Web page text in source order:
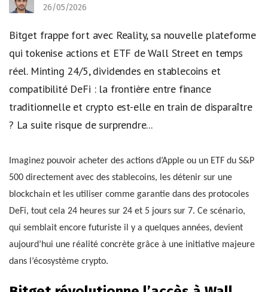
26/05/2026
Bitget frappe fort avec Reality, sa nouvelle plateforme
qui tokenise actions et ETF de Wall Street en temps
réel. Minting 24/5, dividendes en stablecoins et
compatibilité DeFi : la frontière entre finance
traditionnelle et crypto est-elle en train de disparaître
? La suite risque de surprendre...
Imaginez pouvoir acheter des actions d’Apple ou un ETF du S&P
500 directement avec des stablecoins, les détenir sur une
blockchain et les utiliser comme garantie dans des protocoles
DeFi, tout cela 24 heures sur 24 et 5 jours sur 7. Ce scénario,
qui semblait encore futuriste il y a quelques années, devient
aujourd’hui une réalité concrète grâce à une initiative majeure
dans l’écosystème crypto.